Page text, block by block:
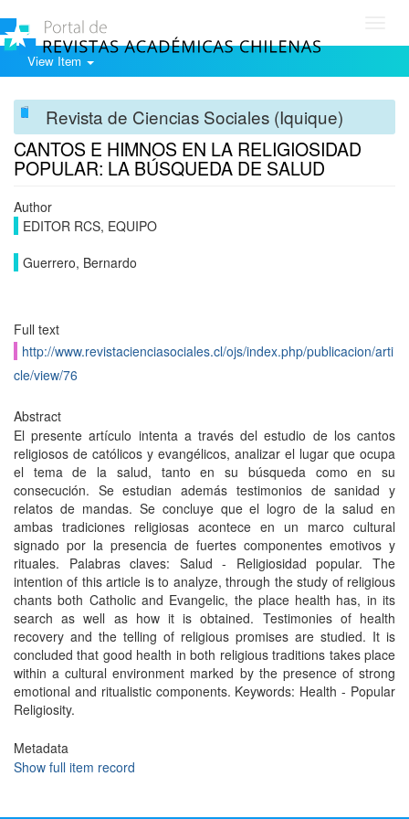
View Item
Revista de Ciencias Sociales (Iquique)
CANTOS E HIMNOS EN LA RELIGIOSIDAD
POPULAR: LA BÚSQUEDA DE SALUD
Author
EDITOR RCS, EQUIPO
Guerrero, Bernardo
Full text
http://www.revistacienciasociales.cl/ojs/index.php/publicacion/arti
cle/view/76
Abstract
El presente artículo intenta a través del estudio de los cantos
religiosos de católicos y evangélicos, analizar el lugar que ocupa
el tema de la salud, tanto en su búsqueda como en su
consecución. Se estudian además testimonios de sanidad y
relatos de mandas. Se concluye que el logro de la salud en
ambas tradiciones religiosas acontece en un marco cultural
signado por la presencia de fuertes componentes emotivos y
rituales. Palabras claves: Salud - Religiosidad popular. The
intention of this article is to analyze, through the study of religious
chants both Catholic and Evangelic, the place health has, in its
search as well as how it is obtained. Testimonies of health
recovery and the telling of religious promises are studied. It is
concluded that good health in both religious traditions takes place
within a cultural environment marked by the presence of strong
emotional and ritualistic components. Keywords: Health - Popular
Religiosity.
Metadata
Show full item record